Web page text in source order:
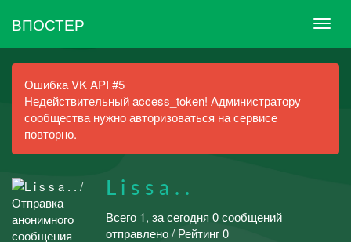
ВПОСТЕР
Ошибка VK API #5
Недействительный access_token! Администратору
сообщества нужно авторизоваться на сервисе
повторно.
L i s s a . .
Всего 1, за сегодня 0 сообщений
отправлено / Рейтинг 0